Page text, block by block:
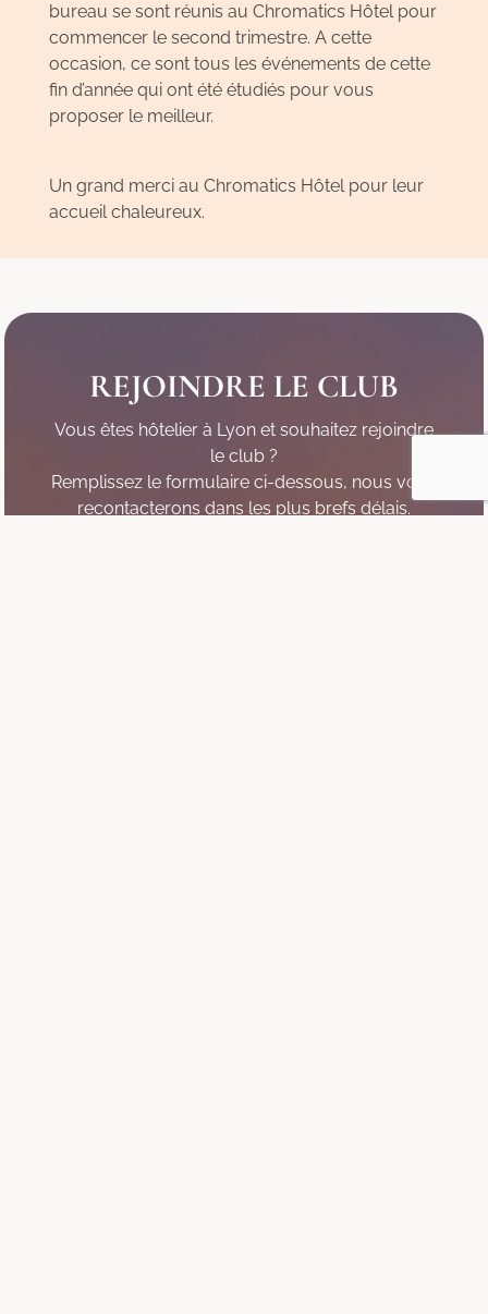
bureau se sont réunis au Chromatics Hôtel pour
commencer le second trimestre. A cette
occasion, ce sont tous les événements de cette
fin d’année qui ont été étudiés pour vous
proposer le meilleur.
Un grand merci au Chromatics Hôtel pour leur
accueil chaleureux.
REJOINDRE LE CLUB
Vous êtes hôtelier à Lyon et souhaitez rejoindre
le club ?
Remplissez le formulaire ci-dessous, nous vous
recontacterons dans les plus brefs délais.